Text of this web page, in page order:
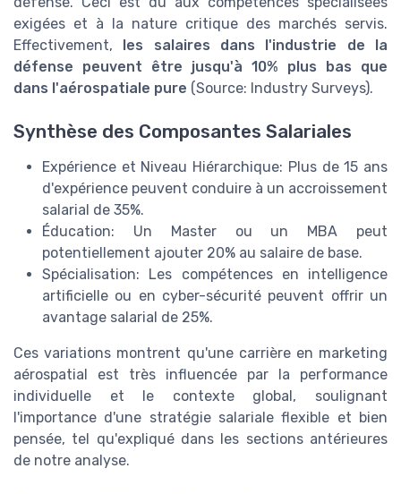
exigées et à la nature critique des marchés servis.
Effectivement, les salaires dans l'industrie de la
défense peuvent être jusqu'à 10% plus bas que
dans l'aérospatiale pure (Source: Industry Surveys).
Synthèse des Composantes Salariales
Expérience et Niveau Hiérarchique: Plus de 15 ans
d'expérience peuvent conduire à un accroissement
salarial de 35%.
Éducation: Un Master ou un MBA peut
potentiellement ajouter 20% au salaire de base.
Spécialisation: Les compétences en intelligence
artificielle ou en cyber-sécurité peuvent offrir un
avantage salarial de 25%.
Ces variations montrent qu'une carrière en marketing
aérospatial est très influencée par la performance
individuelle et le contexte global, soulignant
l'importance d'une stratégie salariale flexible et bien
pensée, tel qu'expliqué dans les sections antérieures
de notre analyse.